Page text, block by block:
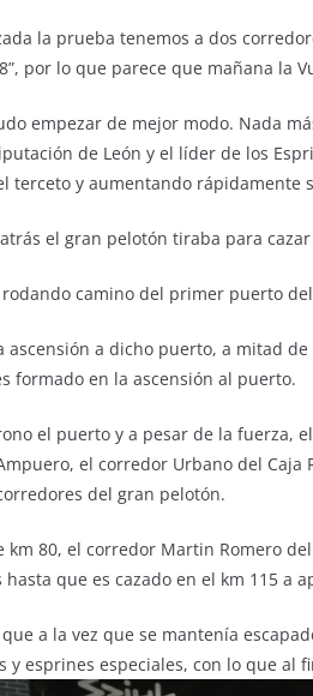
la prueba tenemos a dos
por lo que parece que mañana la
empezar de mejor modo. Nada
de León y el líder de los
terceto y aumentando rápidamente
el gran pelotón tiraba para
camino del primer puerto del
ascensión a dicho puerto, a mitad
formado en la ascensión al puerto.
el puerto y a pesar de la fuerza,
el corredor Urbano del
del gran pelotón.
km 80, el corredor Martin Romero
hasta que es cazado en el km 115 a
a la vez que se mantenía
y esprines especiales, con lo que al